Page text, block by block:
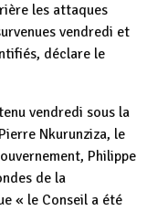
les attaques
vendredi et
déclare le
vendredi sous la
Nkurunziza, le
Philippe
de la
« le Conseil a été